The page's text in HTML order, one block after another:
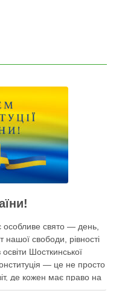
особливе свято — день,
свободи, рівності
Шосткинської
— це не просто
де кожен має право на
та мрії під мирним